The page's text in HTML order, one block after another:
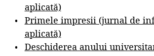
aplicată)
Primele impresii (jurnal de
aplicată)
Deschiderea anului